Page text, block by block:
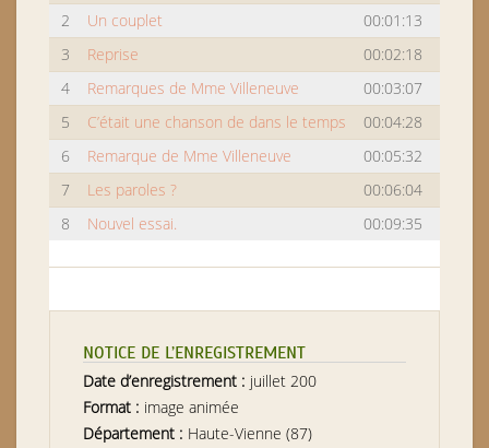
2
Un couplet
00:01:13
3
Reprise
00:02:18
4
Remarques de Mme Villeneuve
00:03:07
5
C’était une chanson de dans le temps
00:04:28
6
Remarque de Mme Villeneuve
00:05:32
7
Les paroles ?
00:06:04
8
Nouvel essai. 00:09:35
NOTICE DE L’ENREGISTREMENT
Date d’enregistrement : juillet 200
Format : image animée
Département : Haute-Vienne (87)